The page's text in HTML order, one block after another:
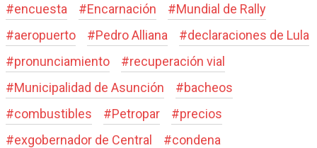
#encuesta #Encarnación #Mundial de Rally
#aeropuerto #Pedro Alliana #declaraciones de Lula
#pronunciamiento #recuperación vial
#Municipalidad de Asunción #bacheos
#combustibles #Petropar #precios
#exgobernador de Central #condena